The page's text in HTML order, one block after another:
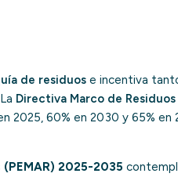
de residuos e incentiva
Directiva Marco de
2025, 60% en 2030 y 65% en
2025-2035